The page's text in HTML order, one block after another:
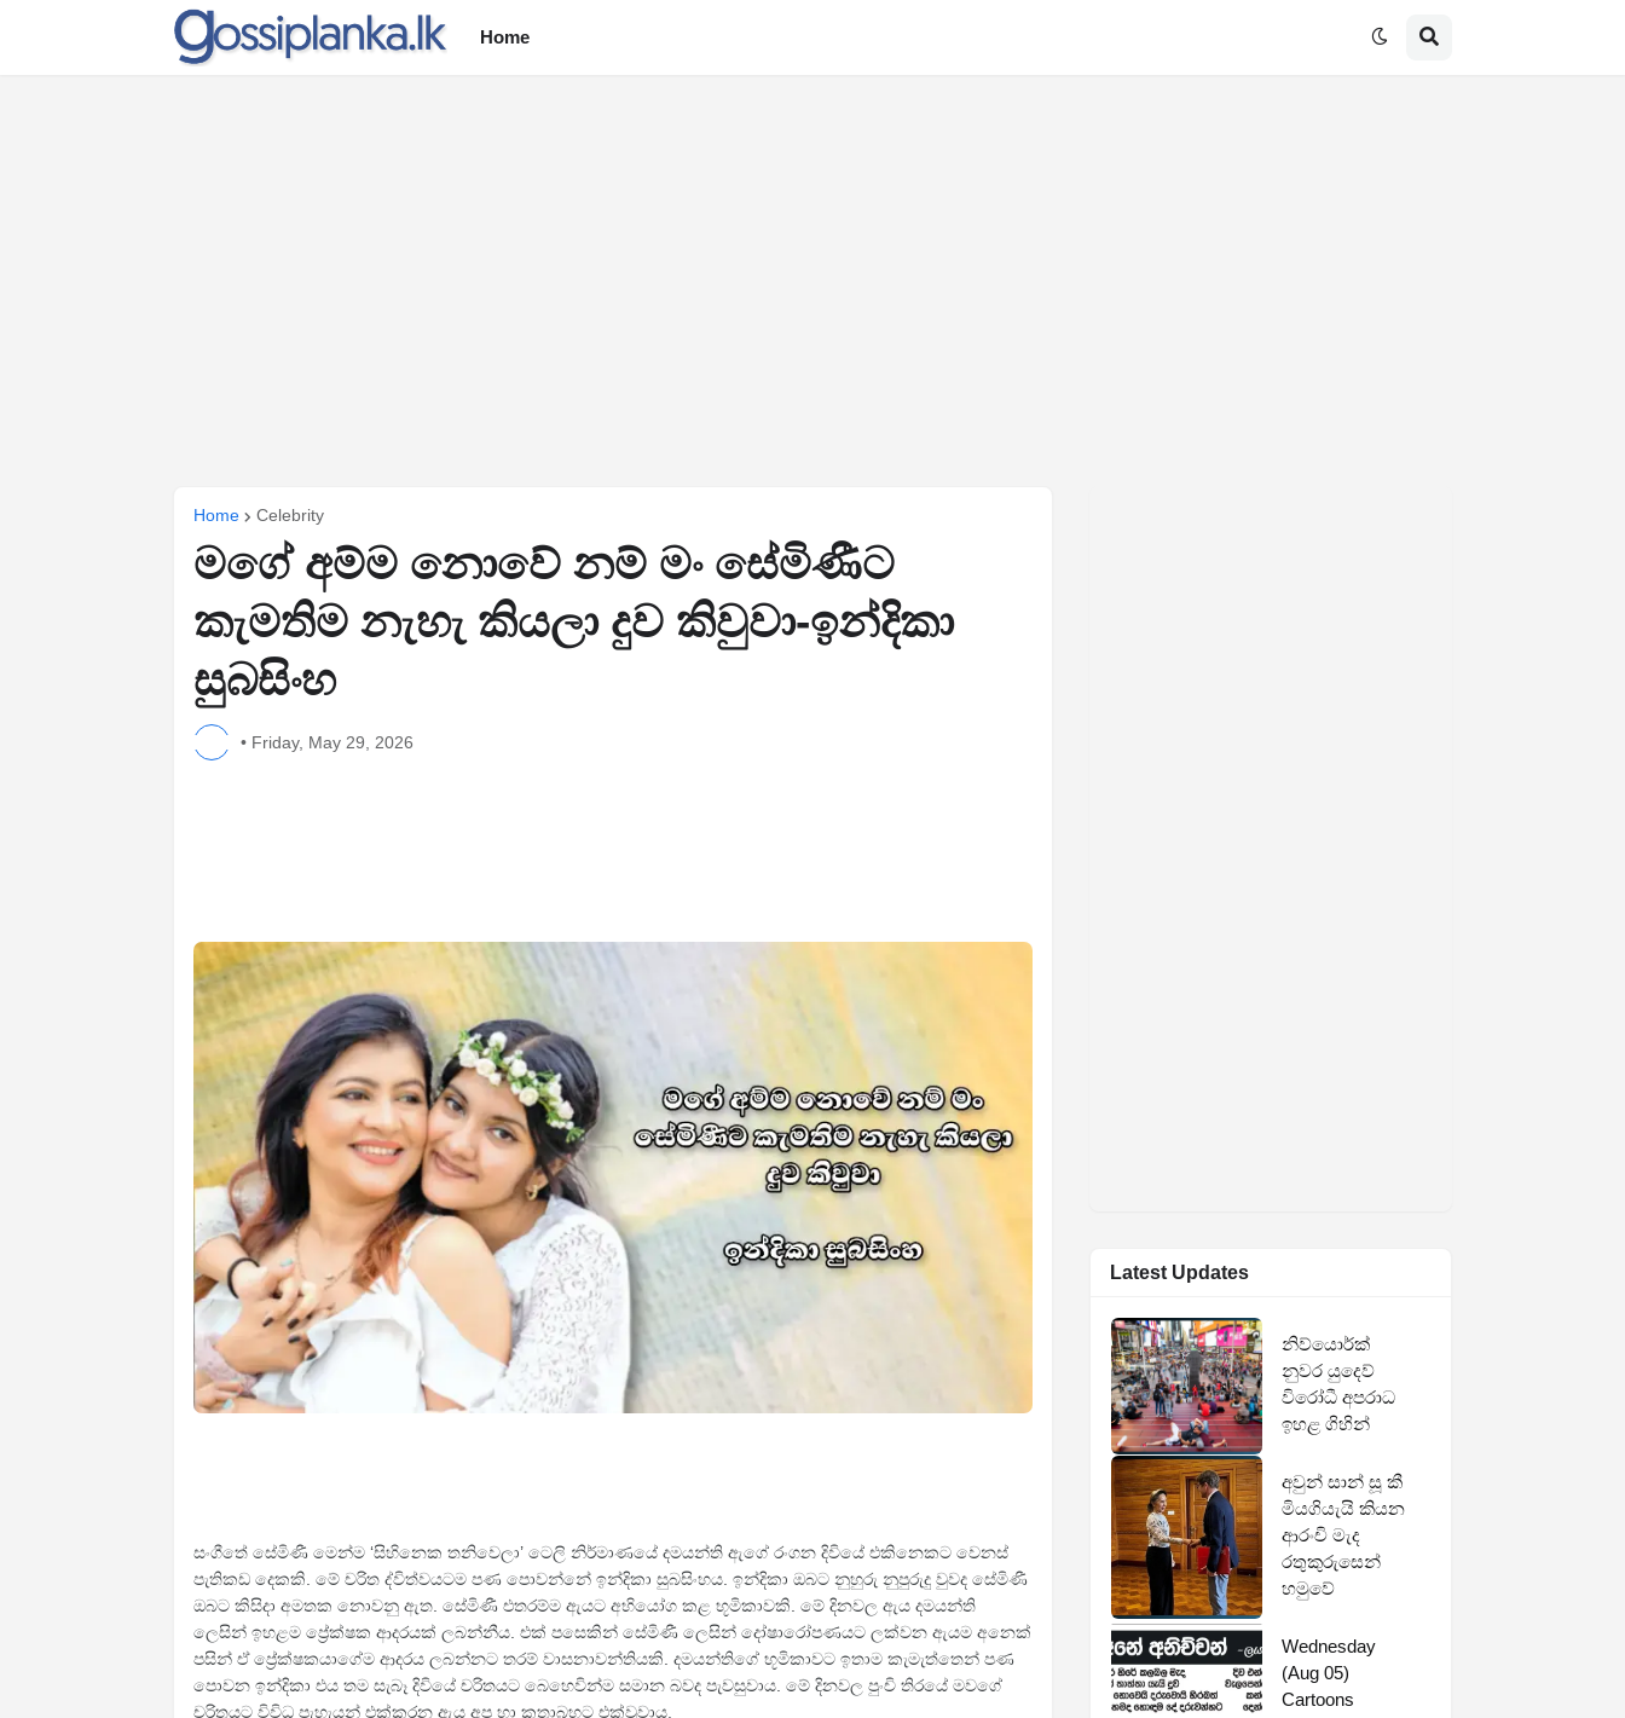
Home
Home Celebrity
මගේ අම්ම නොවේ නම් මං සේමිණීට
කැමතිම නැහැ කියලා දුව කිවුවා-ඉන්දිකා
සුබසිංහ
• Friday, May 29, 2026
සංගීතේ සේමිණී මෙන්ම ‘සිහිනෙක තනිවෙලා’ ටෙලි නිර්මාණයේ දමයන්ති ඇගේ රංගන දිවියේ එකිනෙකට වෙනස්
පැතිකඩ දෙකකි. මේ චරිත ද්විත්වයටම පණ පොවන්නේ ඉන්දිකා සුබසිංහය. ඉන්දිකා ඔබට නුහුරු නුපුරුදු වුවද සේමිණී
ඔබට කිසිදා අමතක නොවනු ඇත. සේමිණී එතරම්ම ඇයට අභියෝග කළ භූමිකාවකි. මේ දිනවල ඇය දමයන්ති
ලෙසින් ඉහළම ප්‍රේක්ෂක ආදරයක් ලබන්නීය. එක් පසෙකින් සේමිණී ලෙසින් දෝෂාරෝපණයට ලක්වන ඇයම අනෙක්
පසින් ඒ ප්‍රේක්ෂකයාගේම ආදරය ලබන්නට තරම් වාසනාවන්තියකි. දමයන්තිගේ භූමිකාවට ඉතාම කැමැත්තෙන් පණ
පොවන ඉන්දිකා එය තම සැබෑ දිවියේ චරිතයට බෙහෙවින්ම සමාන බවද පැවසුවාය. මේ දිනවල පුංචි තිරයේ මවගේ
චරිතයට විවිධ පැහැයන් එක්කරන ඇය අප හා කතාබහට එක්වූවාය.
Latest Updates